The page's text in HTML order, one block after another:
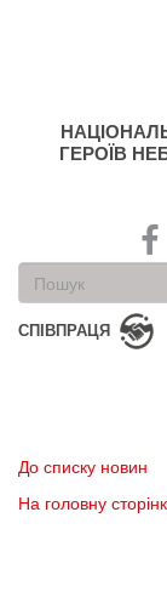
ГЕРОЇВ
Пошукова
форма
Пошук
СПІВПРАЦЯ
До списку новин
На головну